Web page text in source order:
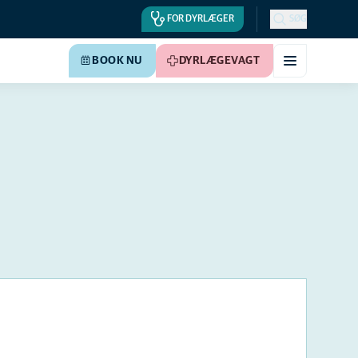
FOR DYRLÆGER SØG
BOOK NU DYRLÆGEVAGT